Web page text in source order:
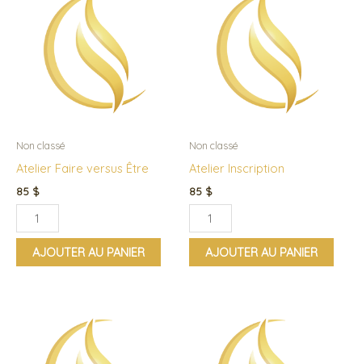
Non classé
Atelier Faire versus Être
85 $
Atelier
versus
AJOUTER AU PANIER
Non classé
Atelier Inscription
85 $
Atelier
Inscription
AJOUTER AU PANIER
Atelier
Atelier